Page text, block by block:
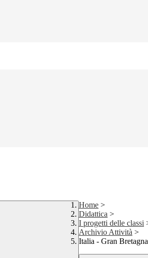
Home >
Didattica >
I progetti delle classi
Archivio Attività >
Italia - Gran